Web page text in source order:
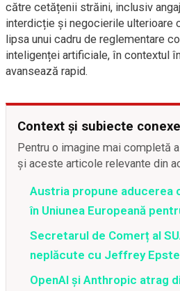
către cetățenii străini, inclusiv
interdicție și negocierile ulterioare
lipsa unui cadru de reglementare
inteligenței artificiale, în contextul
avansează rapid.
Context și subiecte conexe
Pentru o imagine mai completă
și aceste articole relevante din
Austria propune aducerea
în Uniunea Europeană
Secretarul de Comerț al
neplăcute cu Jeffrey
OpenAI şi Anthropic atrag